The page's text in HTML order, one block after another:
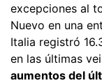
excepciones al
Nuevo en una
Italia registró
en las últimas
aumentos del